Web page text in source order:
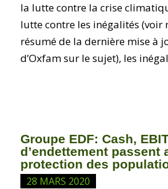
la lutte contre la crise
lutte contre les inégalités (voir
résumé de la dernière mise à
d’Oxfam sur le sujet), les
Groupe EDF: Cash,
d’endettement passent
protection des
28 MARS 2020